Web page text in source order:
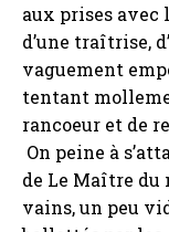
aux prises avec
d’une traîtrise,
vaguement
tentant
rancoeur et de
On peine à
de Le Maître du
vains, un peu